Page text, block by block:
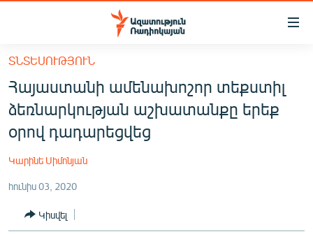
Մատչելիության
հիմնական
բովանդակությանը
Անցնել
հիմնական
մենյուին
ՀԱՅԱՍՏԱՆ
ՔԱՂԱՔԱԿԱՆ
ՏՆՏԵՍՈՒԹՅՈՒՆ
ՏՆՏԵՍՈՒԹՅՈՒՆ
Հայաստանի ամենախոշոր տեքստիլ
ձեռնարկության աշխատանքը երեք
օրով դադարեցվեց
Կարինե Սիմոնյան
հունիս 03, 2020
Կիսվել